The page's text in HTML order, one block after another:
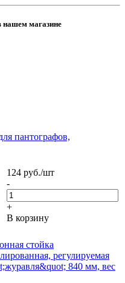
магазине
пантографов,
124 руб./шт
-
+
В корзину
стойка
регулируемая
840 мм, вес